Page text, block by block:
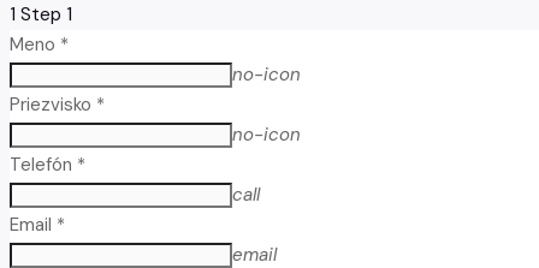
1 Step 1
Meno *
no-icon
Priezvisko *
no-icon
Telefón *
call
Email *
email